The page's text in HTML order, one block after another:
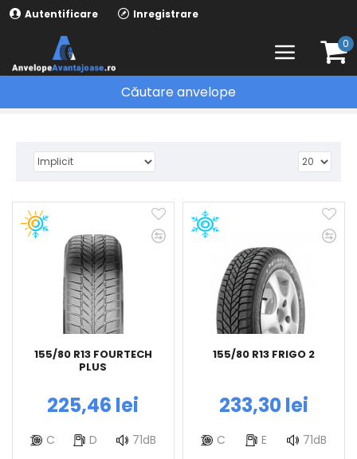
Autentificare Inregistrare
0
Căutare anvelope
155/80 R13 FOURTECH
PLUS
225,46 lei
C D 71dB
155/80 R13 FRIGO 2
233,30 lei
C E 71dB